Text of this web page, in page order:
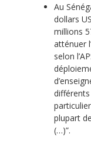
Au
dollars
millions
atténuer
selon
plupart
(…)”.